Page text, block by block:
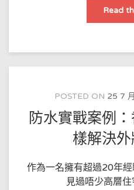
Read
POSTED ON 25 7
防水實戰案例
樣解決外
作為一名擁有超過20年
見過唔少高層